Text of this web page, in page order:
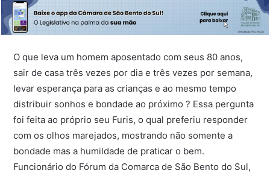
O que leva um homem aposentado com seus 80 anos,
sair de casa três vezes por dia e três vezes por semana,
levar esperança para as crianças e ao mesmo tempo
distribuir sonhos e bondade ao próximo ? Essa pergunta
foi feita ao próprio seu Furis, o qual preferiu responder
com os olhos marejados, mostrando não somente a
bondade mas a humildade de praticar o bem.
Funcionário do Fórum da Comarca de São Bento do Sul,